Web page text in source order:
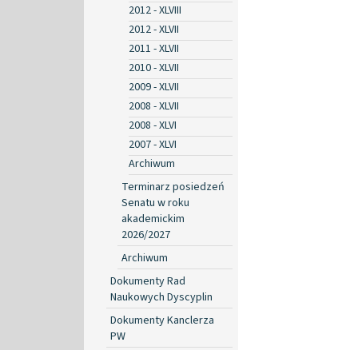
2012 - XLVIII
2012 - XLVII
2011 - XLVII
2010 - XLVII
2009 - XLVII
2008 - XLVII
2008 - XLVI
2007 - XLVI
Archiwum
Terminarz posiedzeń
Senatu w roku
akademickim
2026/2027
Archiwum
Dokumenty Rad
Naukowych Dyscyplin
Dokumenty Kanclerza
PW